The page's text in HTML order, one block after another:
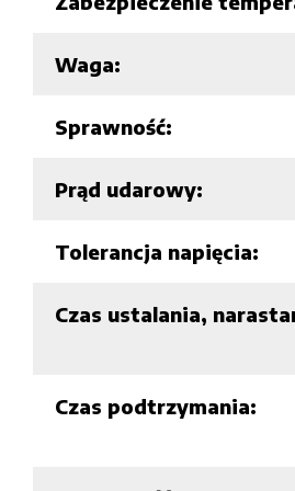
Waga:
Sprawność:
Prąd udarowy:
Tolerancja napięcia:
Czas ustalania,
Czas podtrzymania: